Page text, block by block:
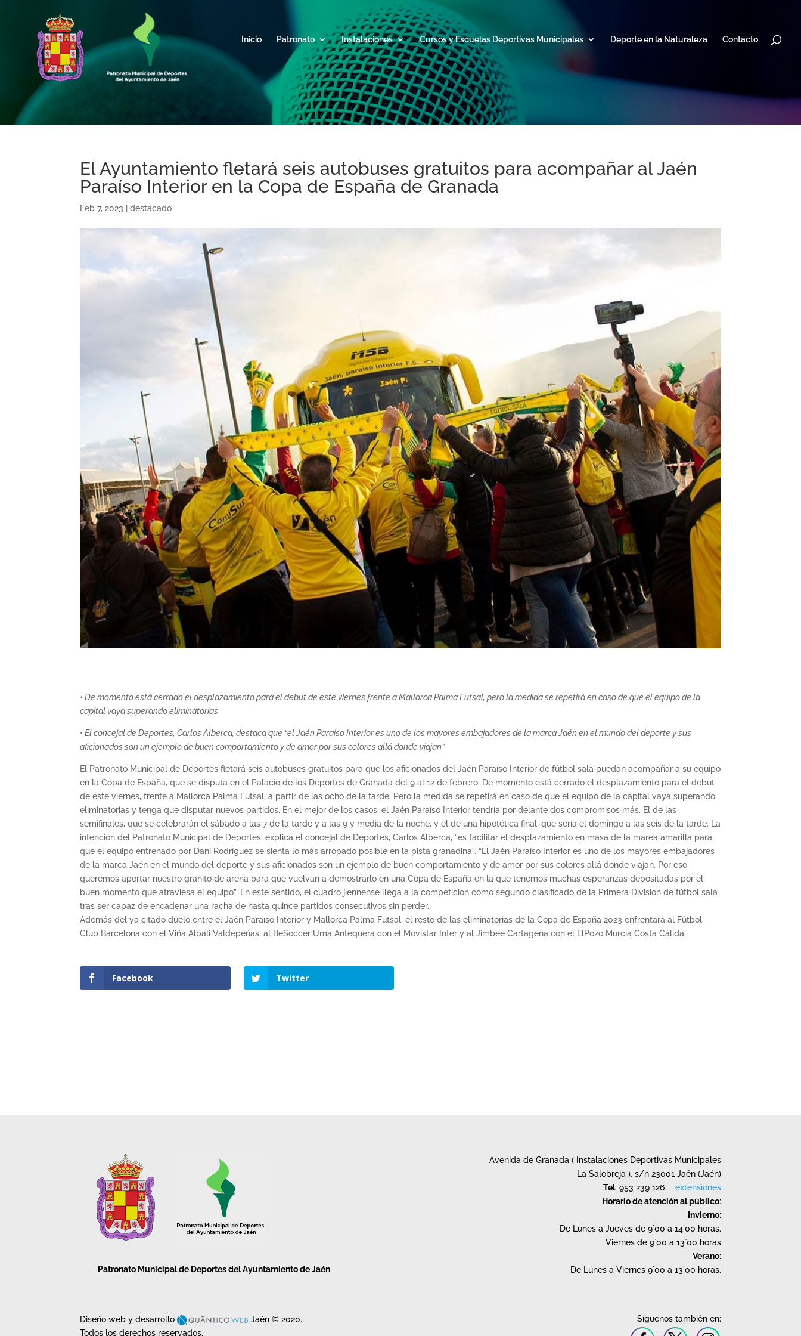
Inicio Patronato Instalaciones Cursos y Escuelas Deportivas Municipales Deporte en la Naturaleza Contacto
El Ayuntamiento fletará seis autobuses gratuitos para acompañar al Jaén
Paraíso Interior en la Copa de España de Granada
Feb 7, 2023 |destacado
• De momento está cerrado el desplazamiento para el debut de este viernes frente a Mallorca Palma Futsal, pero la medida se repetirá en caso de que el equipo de la
capital vaya superando eliminatorias
• El concejal de Deportes, Carlos Alberca, destaca que “el Jaén Paraíso Interior es uno de los mayores embajadores de la marca Jaén en el mundo del deporte y sus
aficionados son un ejemplo de buen comportamiento y de amor por sus colores allá donde viajan”
El Patronato Municipal de Deportes fletará seis autobuses gratuitos para que los aficionados del Jaén Paraíso Interior de fútbol sala puedan acompañar a su equipo
en la Copa de España, que se disputa en el Palacio de los Deportes de Granada del 9 al 12 de febrero. De momento está cerrado el desplazamiento para el debut
de este viernes, frente a Mallorca Palma Futsal, a partir de las ocho de la tarde. Pero la medida se repetirá en caso de que el equipo de la capital vaya superando
eliminatorias y tenga que disputar nuevos partidos. En el mejor de los casos, el Jaén Paraíso Interior tendría por delante dos compromisos más. El de las
semifinales, que se celebrarán el sábado a las 7 de la tarde y a las 9 y media de la noche, y el de una hipotética final, que sería el domingo a las seis de la tarde. La
intención del Patronato Municipal de Deportes, explica el concejal de Deportes, Carlos Alberca, “es facilitar el desplazamiento en masa de la marea amarilla para
que el equipo entrenado por Dani Rodríguez se sienta lo más arropado posible en la pista granadina”. “El Jaén Paraíso Interior es uno de los mayores embajadores
de la marca Jaén en el mundo del deporte y sus aficionados son un ejemplo de buen comportamiento y de amor por sus colores allá donde viajan. Por eso
queremos aportar nuestro granito de arena para que vuelvan a demostrarlo en una Copa de España en la que tenemos muchas esperanzas depositadas por el
buen momento que atraviesa el equipo”. En este sentido, el cuadro jiennense llega a la competición como segundo clasificado de la Primera División de fútbol sala
tras ser capaz de encadenar una racha de hasta quince partidos consecutivos sin perder.
Además del ya citado duelo entre el Jaén Paraíso Interior y Mallorca Palma Futsal, el resto de las eliminatorias de la Copa de España 2023 enfrentará al Fútbol
Club Barcelona con el Viña Albali Valdepeñas, al BeSoccer Uma Antequera con el Movistar Inter y al Jimbee Cartagena con el ElPozo Murcia Costa Cálida.
Facebook Twitter
Patronato Municipal de Deportes del Ayuntamiento de Jaén
Diseño web y desarrollo
Jaén © 2020.
Todos los derechos reservados.
Avenida de Granada ( Instalaciones Deportivas Municipales
La Salobreja ), s/n 23001 Jaén (Jaén)
Tel: 953 239 126
extensiones
Horario de atención al público:
Invierno:
De Lunes a Jueves de 9`00 a 14`00 horas.
Viernes de 9`00 a 13`00 horas
Verano:
De Lunes a Viernes 9`00 a 13`00 horas.
Síguenos también en: